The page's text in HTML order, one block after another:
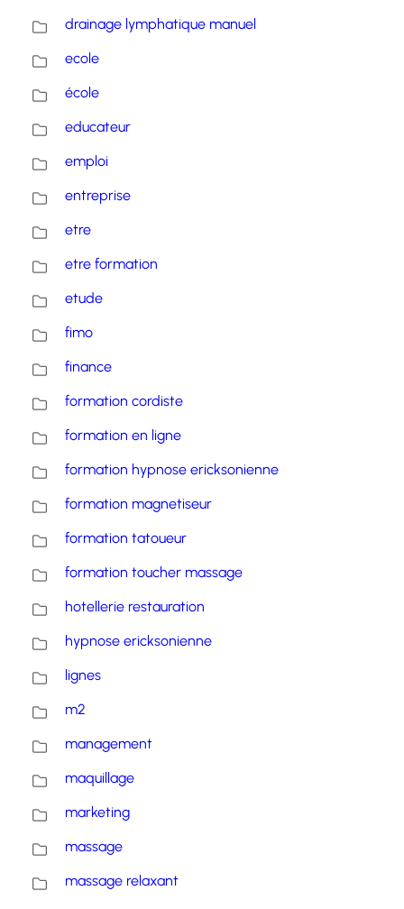
drainage lymphatique manuel
ecole
école
educateur
emploi
entreprise
etre
etre formation
etude
fimo
finance
formation cordiste
formation en ligne
formation hypnose ericksonienne
formation magnetiseur
formation tatoueur
formation toucher massage
hotellerie restauration
hypnose ericksonienne
lignes
m2
management
maquillage
marketing
massage
massage relaxant